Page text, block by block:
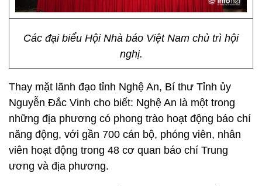
Các đại biểu Hội Nhà báo Việt Nam chủ trì hội
nghị.
Thay mặt lãnh đạo tỉnh Nghệ An, Bí thư Tỉnh ủy
Nguyễn Đắc Vinh cho biết: Nghệ An là một trong
những địa phương có phong trào hoạt động báo chí
năng động, với gần 700 cán bộ, phóng viên, nhân
viên hoạt động trong 48 cơ quan báo chí Trung
ương và địa phương.